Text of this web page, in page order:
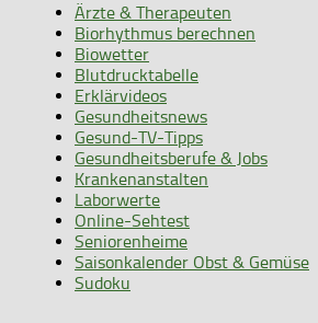
Ärzte & Therapeuten
Biorhythmus berechnen
Biowetter
Blutdrucktabelle
Erklärvideos
Gesundheitsnews
Gesund-TV-Tipps
Gesundheitsberufe & Jobs
Krankenanstalten
Laborwerte
Online-Sehtest
Seniorenheime
Saisonkalender Obst & Gemüse
Sudoku